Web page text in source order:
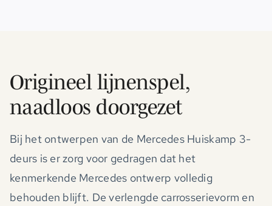
Origineel lijnenspel,
naadloos doorgezet
Bij het ontwerpen van de Mercedes Huiskamp 3-
deurs is er zorg voor gedragen dat het
kenmerkende Mercedes ontwerp volledig
behouden blijft. De verlengde carrosserievorm en